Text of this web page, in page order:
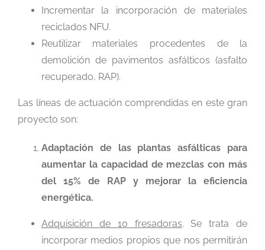
Incrementar la incorporación de materiales
reciclados NFU.
Reutilizar materiales procedentes de la
demolición de pavimentos asfálticos (asfalto
recuperado, RAP).
Las líneas de actuación comprendidas en este gran
proyecto son:
Adaptación de las plantas asfálticas para
aumentar la capacidad de mezclas con más
del 15% de RAP y mejorar la eficiencia
energética.
Adquisición de 10 fresadoras. Se trata de
incorporar medios propios que nos permitirán